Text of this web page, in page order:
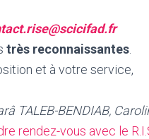
très reconnaissantes
et à votre service,
TALEB-BENDIAB,
rendez-vous avec le